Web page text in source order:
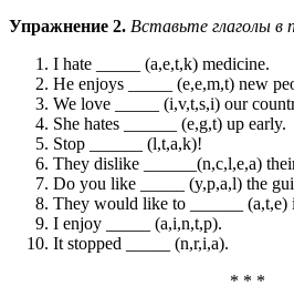
Упражнение 2. Вставьте глаголы в
I hate _____ (a,e,t,k) medicine.
He enjoys _____ (e,e,m,t) new
We love _____ (i,v,t,s,i) our
She hates ______ (e,g,t) up early.
Stop ______ (l,t,a,k)!
They dislike ______(n,c,l,e,a)
Do you like _____ (y,p,a,l) the
They would like to ______ (a,t,e)
I enjoy _____ (a,i,n,t,p).
It stopped _____ (n,r,i,a).
* * *